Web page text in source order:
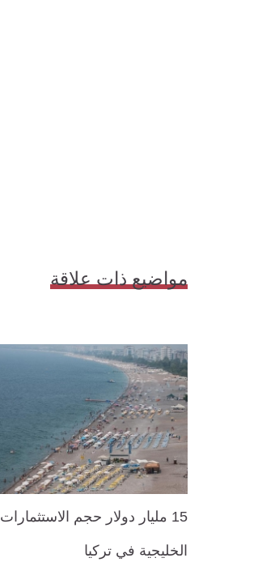
مواضيع ذات علاقة
15 مليار دولار حجم الاستثمارات
الخليجية في تركيا